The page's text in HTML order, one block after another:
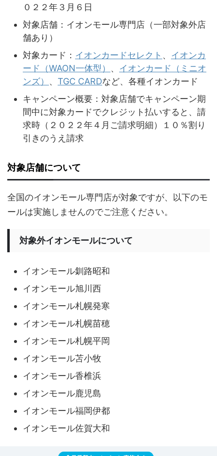
０２２年３月６日
対象店舗：イオンモール専門店（一部対象外店
舗あり）
対象カード： イオンカードセレクト 、 イオンカ
ード（WAON一体型） 、 イオンカード（ミニオ
ンズ） 、 TGC CARDなど、各種イオンカード
キャンペーン概要：対象店舗でキャンペーン期
間中に対象カードでクレジット払いすると、請
求時（２０２２年４月ご請求明細）１０％割り
引きのうえ請求
対象店舗について
全国のイオンモール専門店が対象ですが、以下のモ
ールは実施しませんのでご注意ください。
対象外イオンモールについて
イオンモール釧路昭和
イオンモール旭川西
イオンモール札幌発寒
イオンモール札幌苗穂
イオンモール札幌平岡
イオンモール苫小牧
イオンモール香椎浜
イオンモール鹿児島
イオンモール福岡伊都
イオンモール佐賀大和